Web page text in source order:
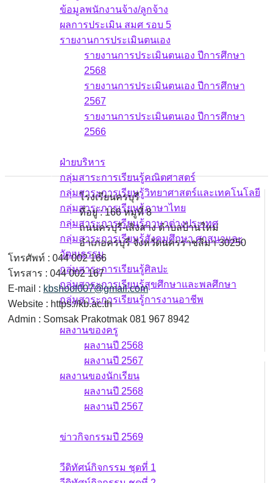
ข้อมูลพนักงานจ้าง/ลูกจ้าง
ผลการประเมิน สมศ รอบ 5
รายงานการประเมินตนเอง
รายงานการประเมินตนเอง ปีการศึกษา
2568
รายงานการประเมินตนเอง ปีการศึกษา
2567
รายงานการประเมินตนเอง ปีการศึกษา
2566
ฝ่ายบริหาร
กลุ่มสาระการเรียนรู้คณิตศาสตร์
กลุ่มสาระการเรียนรู้วิทยาศาสตร์และเทคโนโลยี
กลุ่มสาระการเรียนรู้ภาษาไทย
กลุ่มสาระการเรียนรู้ภาษาต่างประเทศ
กลุ่มสาระการเรียนรู้สังคมศึกษา ศาสนาและ
วัฒนธรรม
กลุ่มสาระการเรียนรู้ศิลปะ
กลุ่มสาระการเรียนรู้สุขศึกษาและพลศึกษา
กลุ่มสาระการเรียนรู้การงานอาชีพ
ผลงาน
ผลงานของครู
ผลงานปี 2568
ผลงานปี 2567
ผลงานของนักเรียน
ผลงานปี 2568
ผลงานปี 2567
ข่าวกิจกรรมปี 2569
วีดิทัศน์กิจกรรม ชุดที่ 1
โรงเรียนครบุรี
ที่อยู่ : 166 หมู่ที่ 8
ถนนครบุรี-เสิงสาง ตำบลบ้านใหม่
อำเภอครบุรี จังหวัดนครราชสีมา 30250
โทรศัพท์ : 044 002 166
โทรสาร : 044 002 167
E-mail : kbshool007@gmail.com
Website : https://kb.ac.th
Admin : Somsak Prakotmak 081 967 8942